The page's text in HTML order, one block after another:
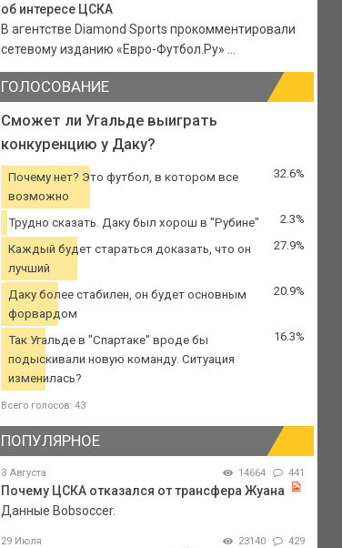
об интересе ЦСКА
В агентстве Diamond Sports прокомментировали
сетевому изданию «Евро-Футбол.Ру» ...
ГОЛОСОВАНИЕ
Сможет ли Угальде выиграть
конкуренцию у Даку?
Почему нет? Это футбол, в котором все
возможно
32.6%
Трудно сказать. Даку был хорош в "Рубине" 2.3%
Каждый будет стараться доказать, что он
лучший
27.9%
Даку более стабилен, он будет основным
форвардом
20.9%
Так Угальде в "Спартаке" вроде бы
подыскивали новую команду. Ситуация
изменилась?
16.3%
Всего голосов: 43
ПОПУЛЯРНОЕ
3 Августа 14664 441
Почему ЦСКА отказался от трансфера Жуана
Данные Bobsoccer.
29 Июля 23140 429